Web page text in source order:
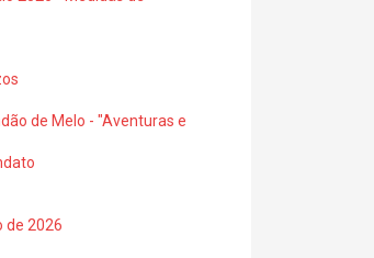
de Melo - "Aventuras e
de 2026